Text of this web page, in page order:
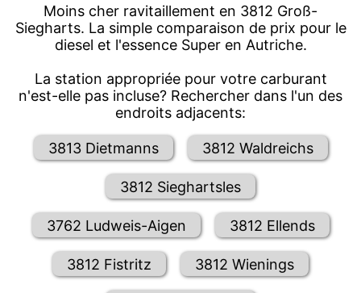
Moins cher ravitaillement en 3812 Groß-
Siegharts. La simple comparaison de prix pour le
diesel et l'essence Super en Autriche.
La station appropriée pour votre carburant
n'est-elle pas incluse? Rechercher dans l'un des
endroits adjacents:
3813 Dietmanns 3812 Waldreichs
3812 Sieghartsles
3762 Ludweis-Aigen 3812 Ellends
3812 Fistritz 3812 Wienings